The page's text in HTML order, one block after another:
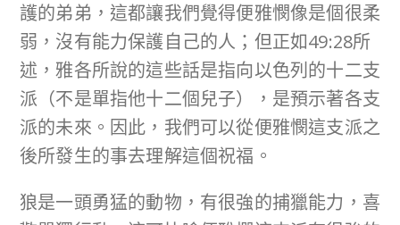
護的弟弟，這都讓我們覺得便雅憫像是個很柔
弱，沒有能力保護自己的人；但正如49:28所
述，雅各所說的這些話是指向以色列的十二支
派（不是單指他十二個兒子），是預示著各支
派的未來。因此，我們可以從便雅憫這支派之
後所發生的事去理解這個祝福。
狼是一頭勇猛的動物，有很強的捕獵能力，喜